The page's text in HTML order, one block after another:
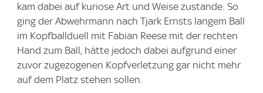
kam dabei auf kuriose Art und Weise zustande: So
ging der Abwehrmann nach Tjark Ernsts langem Ball
im Kopfballduell mit Fabian Reese mit der rechten
Hand zum Ball, hätte jedoch dabei aufgrund einer
zuvor zugezogenen Kopfverletzung gar nicht mehr
auf dem Platz stehen sollen.